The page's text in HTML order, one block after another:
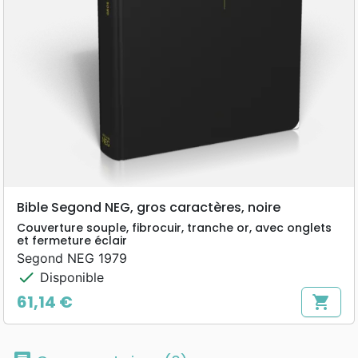
Bible Segond NEG, gros caractères, noire
Couverture souple, fibrocuir, tranche or, avec onglets
et fermeture éclair
Segond NEG 1979
check Disponible
Prix
61,14 € shopping_cart